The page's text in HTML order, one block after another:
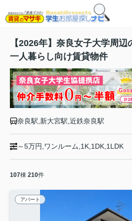
【2026年】奈良女子大学周
一人暮らし向け賃貸物件
奈良駅,新大宮駅,近鉄奈良駅
～5万円,ワンルーム,1K,1DK,1LDK
107棟 210件
アパート